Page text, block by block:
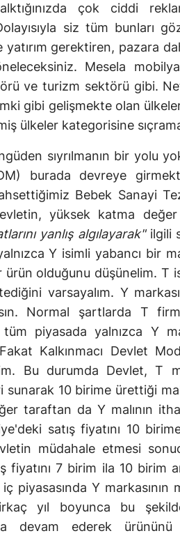
çok ciddi
siz tüm bunları
gerektiren, pazara
Mesela
ve turizm sektörü gibi.
gibi gelişmekte olan
ülkeler kategorisine
sıyrılmanın bir yolu
burada devreye
Bebek Sanayi
yüksek katma
yanlış algılayarak"ilgili
Y isimli yabancı bir
ürün olduğunu düşünelim. T
varsayalım. Y
Normal şartlarda T
tüm piyasada yalnızca Y
Kalkınmacı Devlet
Bu durumda Devlet, T
sunarak 10 birime ürettiği
taraftan da Y malının
satış fiyatını 10
müdahale etmesi
fiyatını 7 birim ila 10 birim
piyasasında Y markasının
yıl boyunca bu
devam ederek